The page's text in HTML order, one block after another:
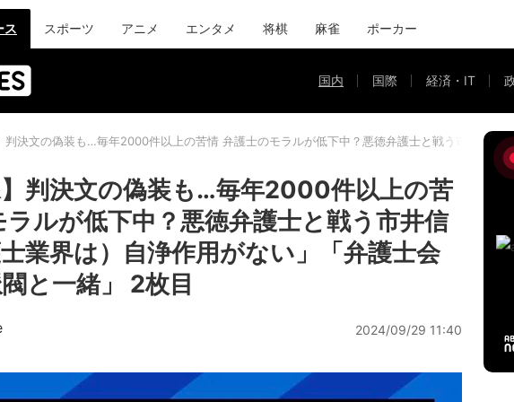
ス スポーツ アニメ エンタメ 将棋 麻雀 ポーカー
国内 国際 経済・IT
判決文の偽装も…毎年2000件以上の苦情 弁護士のモラルが低下中？悪徳弁護士と戦う市井信彦
】判決文の偽装も…毎年2000件以上の苦
ラルが低下中？悪徳弁護士と戦う市井信
業界は）自浄作用がない」「弁護士会
と一緒」 2枚目
2024/09/29 11:40